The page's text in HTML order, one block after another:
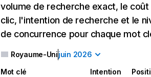
volume de recherche exact, le coût
clic, l'intention de recherche et le
de concurrence pour chaque mot
Royaume-Unijuin 2026
Mot clé Intention